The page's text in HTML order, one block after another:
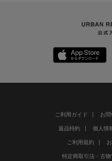
ご利用ガイド お
返品特約 個人情
ご利用規約
特定商取引法・古